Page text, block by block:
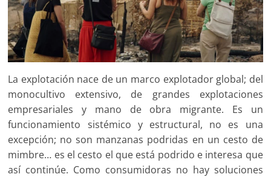
La explotación nace de un marco explotador global; del
monocultivo extensivo, de grandes explotaciones
empresariales y mano de obra migrante. Es un
funcionamiento sistémico y estructural, no es una
excepción; no son manzanas podridas en un cesto de
mimbre… es el cesto el que está podrido e interesa que
así continúe. Como consumidoras no hay soluciones